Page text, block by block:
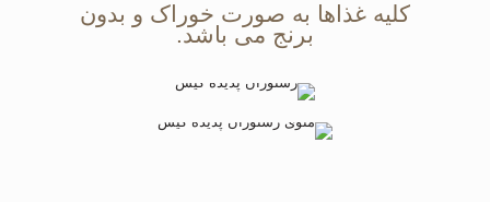
کلیه غذاها به صورت خوراک و بدون
برنج می باشد.